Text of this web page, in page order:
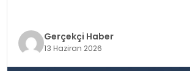
Gerçekçi Haber
13 Haziran 2026